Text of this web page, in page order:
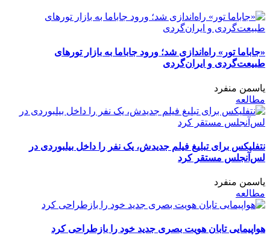
«جاباما تور» راه‌اندازی شد؛ ورود جاباما به بازار تورهای
طبیعت‌گردی و ایران‌گردی
یاسمن منفرد
مطالعه
نتفلیکس برای تبلیغ فیلم جدیدش، یک نفر را داخل بیلبوردی در
لس‌آنجلس مستقر کرد
یاسمن منفرد
مطالعه
هواپیمایی تابان هویت بصری جدید خود را بازطراحی کرد